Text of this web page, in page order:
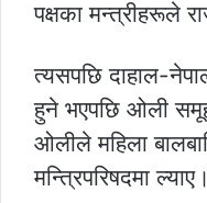
पक्षका मन्त्रीहरूले
त्यसपछि दाहाल-
हुने भएपछि ओली
ओलीले महिला
मन्त्रिपरिषदमा ल्याए।